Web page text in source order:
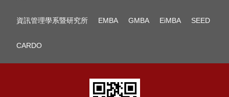
資訊管理學系暨研究所 EMBA GMBA EiMBA SEED
CARDO